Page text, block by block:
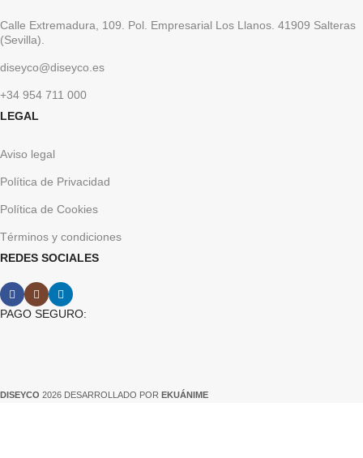
Calle Extremadura, 109. Pol. Empresarial Los Llanos. 41909 Salteras
(Sevilla).
diseyco@diseyco.es
+34 954 711 000
LEGAL
Aviso legal
Política de Privacidad
Política de Cookies
Términos y condiciones
REDES SOCIALES
PAGO SEGURO:
DISEYCO 2026 DESARROLLADO POR EKUÁNIME